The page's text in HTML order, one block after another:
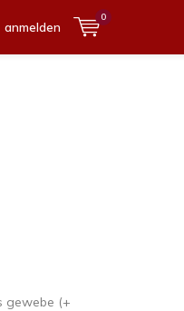
anmelden
0
gewebe (+